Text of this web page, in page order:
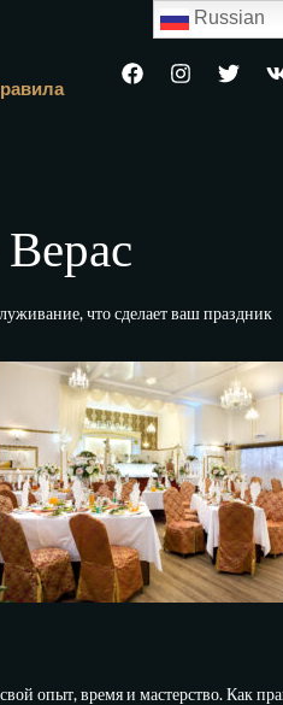
что сделает ваш праздник
опыт, время и мастерство. Как
Russian